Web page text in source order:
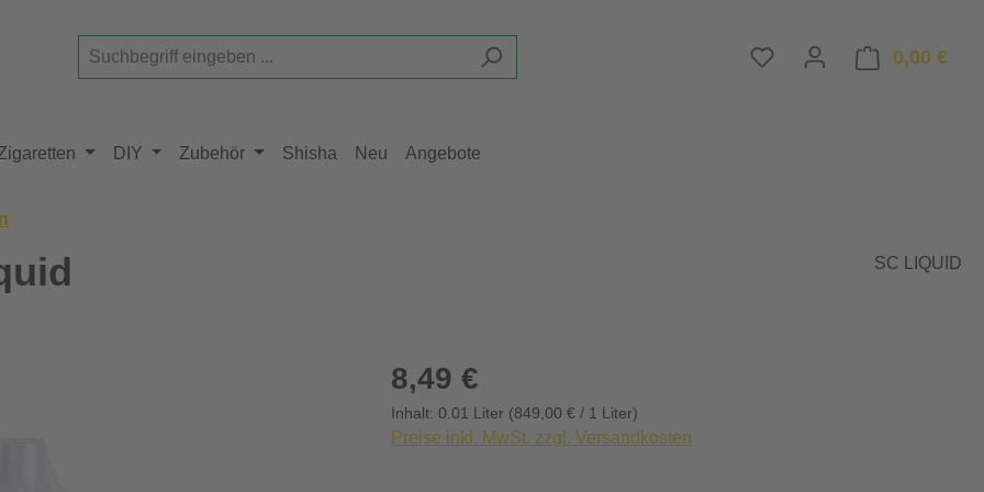
Du hast 0 Produkte auf
0,00 €
DIY Zubehör Shisha Neu Angebote
SC LIQUID
Regulärer Preis:
8,49 €
Inhalt: 0.01 Liter (849,00 € / 1 Liter)
Preise inkl. MwSt. zzgl. Versandkosten